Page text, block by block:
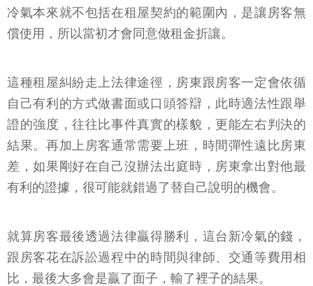
冷氣本來就不包括在租屋契約的範圍內，是讓房客無
償使用，所以當初才會同意做租金折讓。
這種租屋糾紛走上法律途徑，房東跟房客一定會依循
自己有利的方式做書面或口頭答辯，此時適法性跟舉
證的強度，往往比事件真實的樣貌，更能左右判決的
結果。再加上房客通常需要上班，時間彈性遠比房東
差，如果剛好在自己沒辦法出庭時，房東拿出對他最
有利的證據，很可能就錯過了替自己說明的機會。
就算房客最後透過法律贏得勝利，這台新冷氣的錢，
跟房客花在訴訟過程中的時間與律師、交通等費用相
比，最後大多會是贏了面子，輸了裡子的結果。